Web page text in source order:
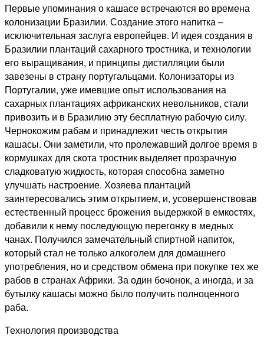
Первые упоминания о кашасе встречаются во времена
колонизации Бразилии. Создание этого напитка –
исключительная заслуга европейцев. И идея создания в
Бразилии плантаций сахарного тростника, и технологии
его выращивания, и принципы дистилляции были
завезены в страну португальцами. Колонизаторы из
Португалии, уже имевшие опыт использования на
сахарных плантациях африканских невольников, стали
привозить и в Бразилию эту бесплатную рабочую силу.
Чернокожим рабам и принадлежит честь открытия
кашасы. Они заметили, что пролежавший долгое время в
кормушках для скота тростник выделяет прозрачную
сладковатую жидкость, которая способна заметно
улучшать настроение. Хозяева плантаций
заинтересовались этим открытием, и, усовершенствовав
естественный процесс брожения выдержкой в емкостях,
добавили к нему последующую перегонку в медных
чанах. Получился замечательный спиртной напиток,
который стал не только алкоголем для домашнего
употребления, но и средством обмена при покупке тех же
рабов в странах Африки. За один бочонок, а иногда, и за
бутылку кашасы можно было получить полноценного
раба.
Технология производства